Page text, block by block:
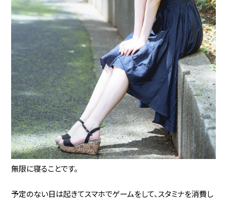
無限に寝ることです。
予定のない日は起きてスマホでゲームをして、スタミナを消費し